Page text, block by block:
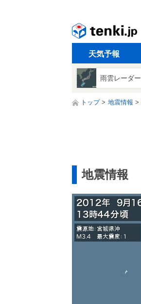
天気予報
雨雲レーダー
トップ 地震情報
地震情報